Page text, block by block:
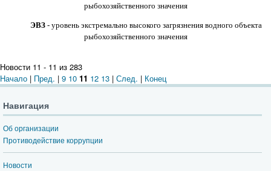
рыбохозяйственного значения
ЭВЗ - уровень экстремально высокого загрязнения водного объекта
рыбохозяйственного значения
Новости 11 - 11 из 283
Начало | Пред. | 9 10 11 12 13 | След. | Конец
Навигация
Об организации
Противодействие коррупции
Новости